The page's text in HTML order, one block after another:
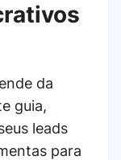
da
guia,
leads
para